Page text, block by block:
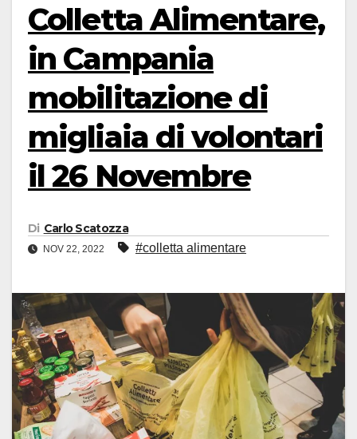
Colletta Alimentare,
in Campania
mobilitazione di
migliaia di volontari
il 26 Novembre
Di Carlo Scatozza
NOV 22, 2022 #colletta alimentare